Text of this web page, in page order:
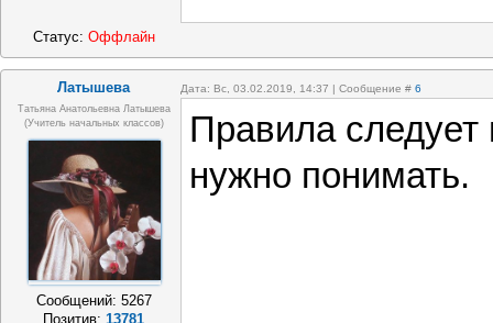
Статус: Оффлайн
Латышева Дата: Вс, 03.02.2019, 14:37 | Сообщение # 6
Татьяна Анатольевна Латышева
(учитель начальных классов)
Сообщений: 5267
Позитив:13781
Правила следует
нужно понимать.